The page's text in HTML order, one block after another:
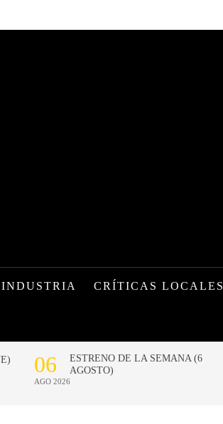
INDUSTRIA CRÍTICAS LOCALES